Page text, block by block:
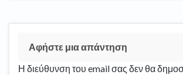
Αφήστε μια απάντηση
Η διεύθυνση του email σας δεν θα